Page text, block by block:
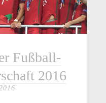
Fußball-
2016